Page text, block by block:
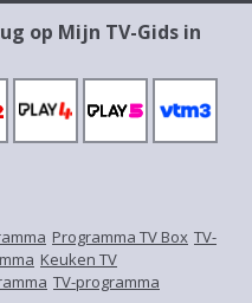
op Mijn TV-Gids in
Programma TV Box TV-
Keuken TV
TV-programma